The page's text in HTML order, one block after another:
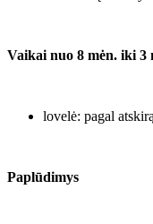
Vaikai nuo 8 mėn. iki 3
lovelė: pagal
Paplūdimys